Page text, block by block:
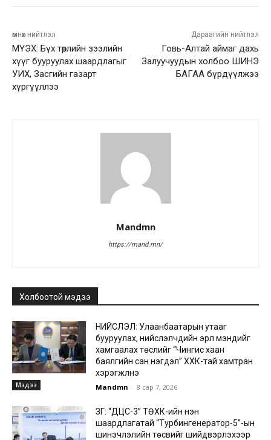
өмнөх нийтлэл
МҮЭХ: Бүх төрлийн зээлийн
хүүг бууруулах шаардлагыг
УИХ, Засгийн газарт
хүргүүллээ
Дараагийн нийтлэл
Говь-Алтай аймаг дахь
Залуучуудын холбоо ШИНЭ
БАГАА бүрдүүлжээ
Mandmn
https://mand.mn/
Холбоотой мэдээ
Мэдээ
НИЙСЛЭЛ: Улаанбаатарын утааг
бууруулах, нийслэлчүүдийн эрүүл мэндийг
хамгаалах төслийг “Чингис хаан
баялгийн сан нэгдэл” ХХК-тай хамтран
хэрэгжүүлнэ
Mandmn - 8 сар 7, 2026
ЗГ: “ДЦС-3” ТӨХК-ийн нэн
шаардлагатай “Турбингенератор-5”-ын
шинэчлэлийн төсвийг шийдвэрлэхээр